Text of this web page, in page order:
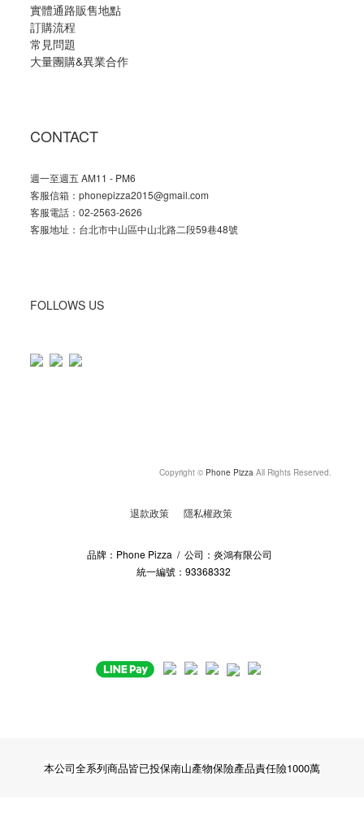
實體通路販售地點
訂購流程
常見問題
大量團購&異業合作
CONTACT
週一至週五 AM11 - PM6
客服信箱：phonepizza2015@gmail.com
客服電話：02-2563-2626
客服地址：台北市中山區中山北路二段59巷48號
FOLLOWS US
Copyright © Phone Pizza All Rights Reserved.
退款政策 隱私權政策
品牌：Phone Pizza / 公司：炎鴻有限公司
統一編號：93368332
本公司全系列商品皆已投保南山產物保險產品責任險1000萬